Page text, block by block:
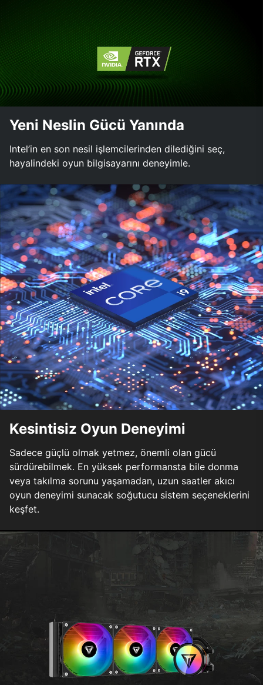
Yeni Neslin Gücü Yanında
Intel’in en son nesil işlemcilerinden dilediğini seç,
hayalindeki oyun bilgisayarını deneyimle.
Kesintisiz Oyun Deneyimi
Sadece güçlü olmak yetmez, önemli olan gücü
sürdürebilmek. En yüksek performansta bile donma
veya takılma sorunu yaşamadan, uzun saatler akıcı
oyun deneyimi sunacak soğutucu sistem seçeneklerini
keşfet.